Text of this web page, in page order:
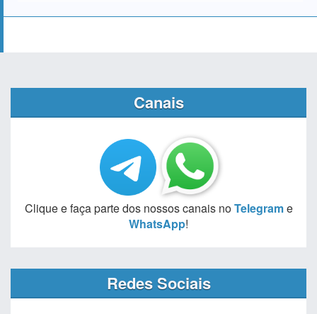
Canais
Clique e faça parte dos nossos canais noTelegrame
WhatsApp!
Redes Sociais